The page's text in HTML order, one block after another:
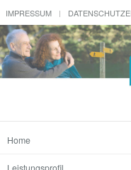
IMPRESSUM
Home